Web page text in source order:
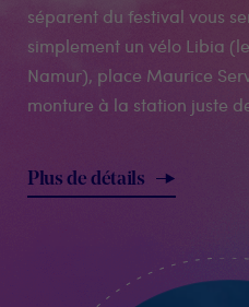
séparent du festival vous
simplement un vélo Libia
Namur), place Maurice
monture à la station juste
Plus de détails